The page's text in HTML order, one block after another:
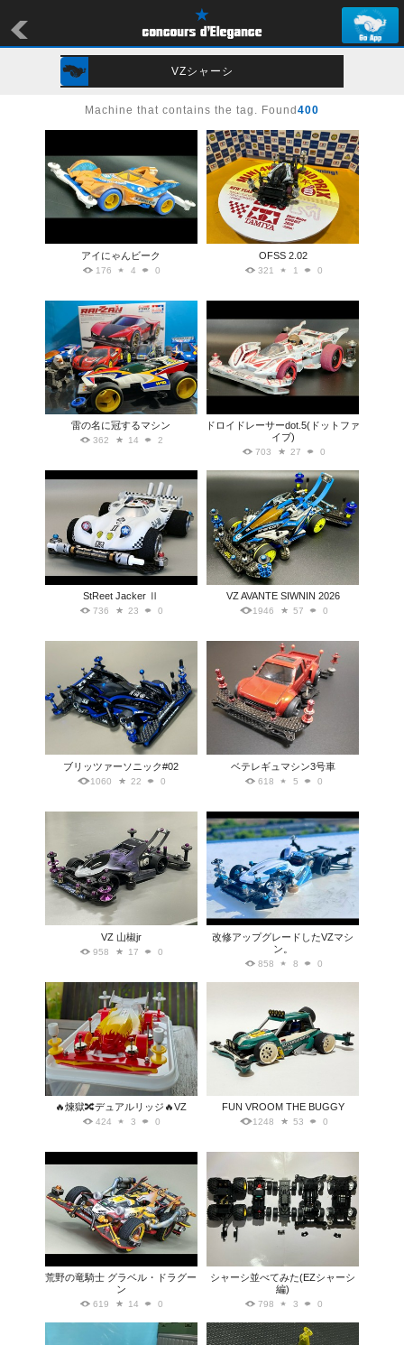
VZシャーシ
Machine that contains the tag. Found 400
アイにゃんビーク
176 4 0
OFSS 2.02
321 1 0
雷の名に冠するマシン
362 14 2
ドロイドレーサーdot.5(ドットファ
イブ)
703 27 0
StReet Jacker Ⅱ
736 23 0
VZ AVANTE SIWNIN 2026
1946 57 0
ブリッツァーソニック#02
1060 22 0
ベテレギュマシン3号車
618 5 0
VZ 山椒jr
958 17 0
改修アップグレードしたVZマシ
ン。
858 8 0
🔥煉獄🔀デュアルリッジ🔥VZ
424 3 0
FUN VROOM THE BUGGY
1248 53 0
荒野の竜騎士 グラベル・ドラグー
ン
619 14 0
シャーシ並べてみた(EZシャーシ
編)
798 3 0